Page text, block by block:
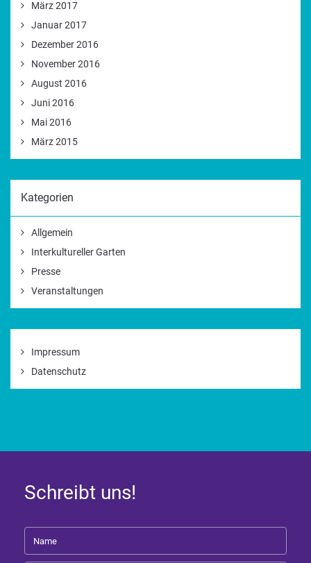
März 2017
Januar 2017
Dezember 2016
November 2016
August 2016
Juni 2016
Mai 2016
März 2015
Kategorien
Allgemein
Interkultureller Garten
Presse
Veranstaltungen
Impressum
Datenschutz
Schreibt uns!